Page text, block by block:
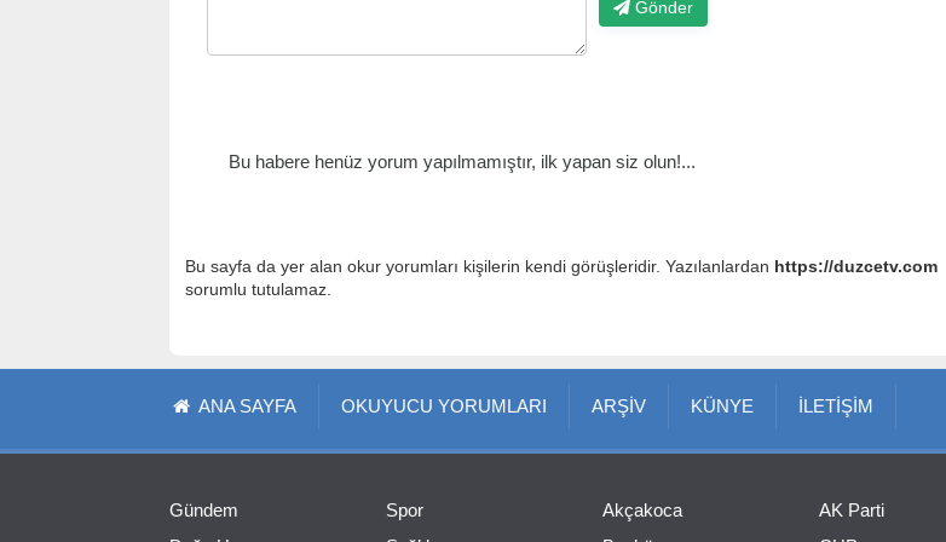
Gönder
Bu habere henüz yorum yapılmamıştır, ilk yapan siz olun!...
Bu sayfa da yer alan okur yorumları kişilerin kendi görüşleridir. Yazılanlardan https://duzcetv.com
sorumlu tutulamaz.
ANA SAYFA OKUYUCU YORUMLARI ARŞİV KÜNYE İLETİŞİM
Gündem
Spor
Akçakoca
AK Parti